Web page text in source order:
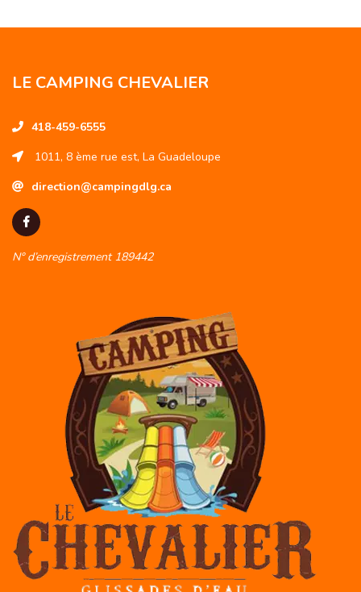
LE CAMPING CHEVALIER
418-459-6555
1011, 8 ème rue est, La Guadeloupe
direction@campingdlg.ca
N° d’enregistrement 189442